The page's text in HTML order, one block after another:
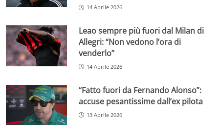
14 Aprile 2026
Leao sempre più fuori dal Milan di
Allegri: “Non vedono l’ora di
venderlo”
14 Aprile 2026
“Fatto fuori da Fernando Alonso”:
accuse pesantissime dall’ex pilota
13 Aprile 2026